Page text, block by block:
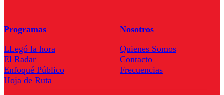
Programas
LLegó la hora
El Radar
Enfoqué Público
Hoja de Ruta
Nosotros
Quienes Somos
Contacto
Frecuencias